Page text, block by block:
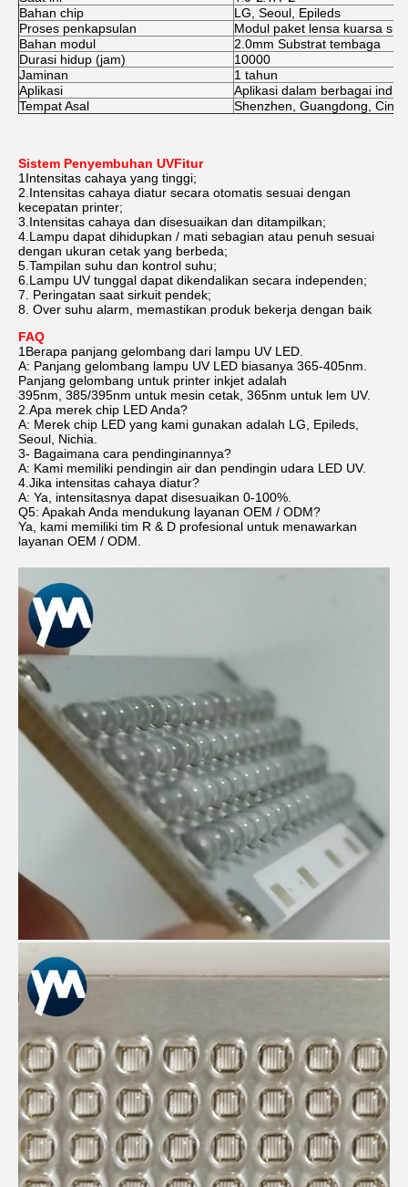
Bahan chip
LG, Seoul, Epileds
Proses penkapsulan
Modul paket lensa kuarsa
Bahan modul
2.0mm Substrat tembaga
Durasi hidup (jam)
10000
Jaminan
1 tahun
Aplikasi
Aplikasi dalam berbagai
Tempat Asal
Shenzhen, Guangdong, Cina
Sistem Penyembuhan UVFitur
1Intensitas cahaya yang tinggi;
2.Intensitas cahaya diatur secara otomatis sesuai dengan
kecepatan printer;
3.Intensitas cahaya dan disesuaikan dan ditampilkan;
4.Lampu dapat dihidupkan / mati sebagian atau penuh sesuai
dengan ukuran cetak yang berbeda;
5.Tampilan suhu dan kontrol suhu;
6.Lampu UV tunggal dapat dikendalikan secara independen;
7. Peringatan saat sirkuit pendek;
8. Over suhu alarm, memastikan produk bekerja dengan baik
FAQ
1Berapa panjang gelombang dari lampu UV LED.
A: Panjang gelombang lampu UV LED biasanya 365-405nm.
Panjang gelombang untuk printer inkjet adalah
395nm, 385/395nm untuk mesin cetak, 365nm untuk lem UV.
2.Apa merek chip LED Anda?
A: Merek chip LED yang kami gunakan adalah LG, Epileds,
Seoul, Nichia.
3- Bagaimana cara pendinginannya?
A: Kami memiliki pendingin air dan pendingin udara LED UV.
4.Jika intensitas cahaya diatur?
A: Ya, intensitasnya dapat disesuaikan 0-100%.
Q5: Apakah Anda mendukung layanan OEM / ODM?
Ya, kami memiliki tim R & D profesional untuk menawarkan
layanan OEM / ODM.